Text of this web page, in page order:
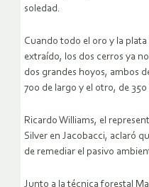
soledad.
Cuando todo el oro y la
extraído, los dos cerros ya
dos grandes hoyos, ambos
700 de largo y el otro, de
Ricardo Williams, el
Silver en Jacobacci, aclaró
de remediar el pasivo
Junto a la técnica forestal